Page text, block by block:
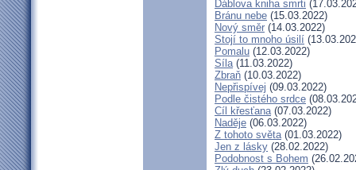
Ďáblova kniha smrti
Bránu nebe (15.03.2022)
Nový směr (14.03.2022)
Stojí to mnoho úsilí
Pomalu (12.03.2022)
Síla(11.03.2022)
Zbraň (10.03.2022)
Nepřispívej (09.03.2022)
Podle čistého srdce
Cíl křesťana(07.03.2022)
Naděje (06.03.2022)
Z tohoto světa(01.03.2022)
Jen z lásky (28.02.2022)
Podobnost s Bohem